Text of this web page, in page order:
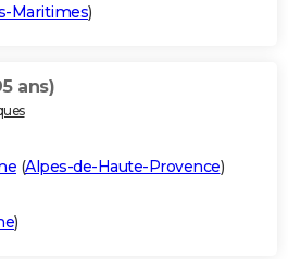
Maritimes)
ans)
(Alpes-de-Haute-Provence)
)